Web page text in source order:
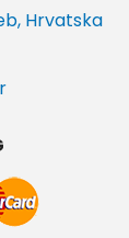
Hrvatska